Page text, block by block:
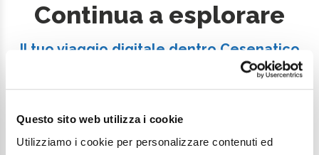
Questo sito web utilizza i cookie
Utilizziamo i cookie per personalizzare contenuti ed
Continua a esplorare
Il tuo viaggio digitale dentro Cesenatico